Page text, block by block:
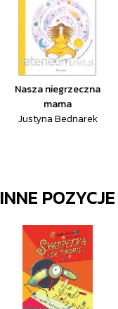
Nasza niegrzeczna
mama
Justyna Bednarek
INNE